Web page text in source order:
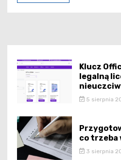
Klucz
legalną
5 sierpnia
co trzeba
3 sierpnia